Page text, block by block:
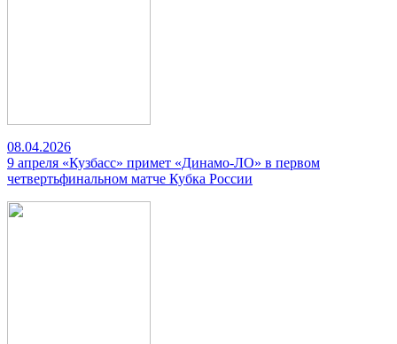
08.04.2026
9 апреля «Кузбасс» примет «Динамо-ЛО» в первом
четвертьфинальном матче Кубка России